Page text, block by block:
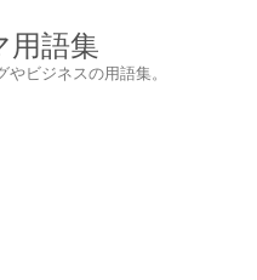
ビジネスの用語集。